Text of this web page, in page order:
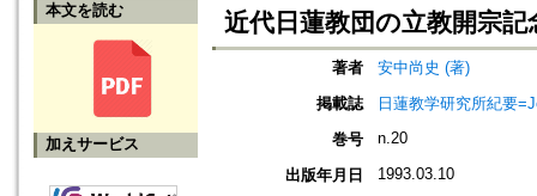
本文を読む
加えサービス
近代日蓮教団の立教開宗
著者
安中尚史 (著)
掲載誌
日蓮教学研究所紀要
巻号
n.20
出版年月日 1993.03.10